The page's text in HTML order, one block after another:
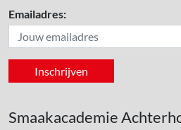
Emailadres:
Smaakacademie